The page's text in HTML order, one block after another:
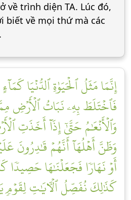
về trình diện TA. Lúc đó,
biết về mọi thứ mà các
إِنَّمَا مَثَلُ ٱلۡحَيَوٰةِ ٱلدُّنۡيَا
فَٱخۡتَلَطَ بِهِۦ نَبَاتُ ٱلۡأَرۡضِ
وَٱلۡأَنۡعَٰمُ حَتَّىٰٓ إِذَآ أَخَذَتِ
وَظَنَّ أَهۡلُهَآ أَنَّهُمۡ قَٰدِرُونَ
أَوۡ نَهَارٗا فَجَعَلۡنَٰهَا حَصِيدٗا
كَذَٰلِكَ نُفَصِّلُ ٱلۡأٓيَٰتِ لِقَوۡمٖ